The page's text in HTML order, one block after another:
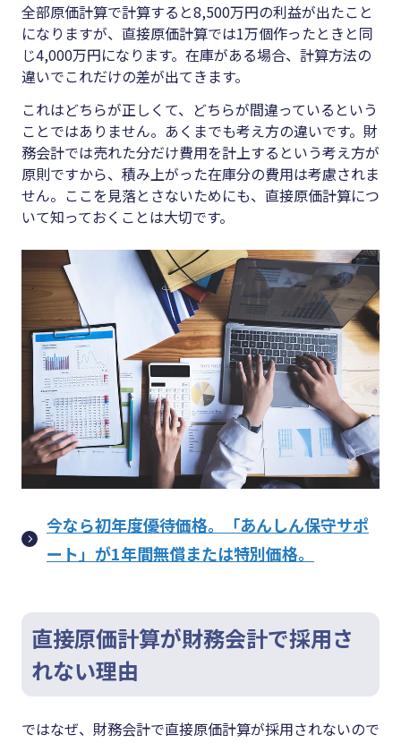
全部原価計算で計算すると8,500万円の利益が出たこと
になりますが、直接原価計算では1万個作ったときと同
じ4,000万円になります。在庫がある場合、計算方法の
違いでこれだけの差が出てきます。
これはどちらが正しくて、どちらが間違っているという
ことではありません。あくまでも考え方の違いです。財
務会計では売れた分だけ費用を計上するという考え方が
原則ですから、積み上がった在庫分の費用は考慮されま
せん。ここを見落とさないためにも、直接原価計算につ
いて知っておくことは大切です。
今なら初年度優待価格。「あんしん保守サポ
ート」が1年間無償または特別価格。
直接原価計算が財務会計で採用さ
れない理由
ではなぜ、財務会計で直接原価計算が採用されないので